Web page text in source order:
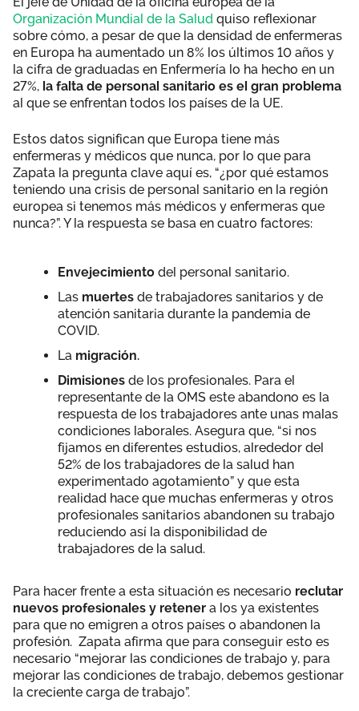
Organización Mundial de la Salud quiso reflexionar
sobre cómo, a pesar de que la densidad de enfermeras
en Europa ha aumentado un 8% los últimos 10 años y
la cifra de graduadas en Enfermería lo ha hecho en un
27%, la falta de personal sanitario es el gran problema
al que se enfrentan todos los países de la UE.
Estos datos significan que Europa tiene más
enfermeras y médicos que nunca, por lo que para
Zapata la pregunta clave aquí es, “¿por qué estamos
teniendo una crisis de personal sanitario en la región
europea si tenemos más médicos y enfermeras que
nunca?”. Y la respuesta se basa en cuatro factores:
Envejecimiento del personal sanitario.
Las muertes de trabajadores sanitarios y de
atención sanitaria durante la pandemia de
COVID.
La migración.
Dimisiones de los profesionales. Para el
representante de la OMS este abandono es la
respuesta de los trabajadores ante unas malas
condiciones laborales. Asegura que, “si nos
fijamos en diferentes estudios, alrededor del
52% de los trabajadores de la salud han
experimentado agotamiento” y que esta
realidad hace que muchas enfermeras y otros
profesionales sanitarios abandonen su trabajo
reduciendo así la disponibilidad de
trabajadores de la salud.
Para hacer frente a esta situación es necesario reclutar
nuevos profesionales y retener a los ya existentes
para que no emigren a otros países o abandonen la
profesión. Zapata afirma que para conseguir esto es
necesario “mejorar las condiciones de trabajo y, para
mejorar las condiciones de trabajo, debemos gestionar
la creciente carga de trabajo”.